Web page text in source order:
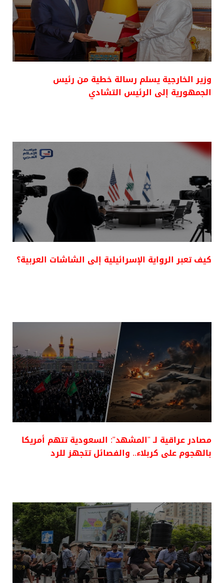
وزير الخارجية يسلم رسالة خطية من رئيس
الجمهورية إلى الرئيس التشادي
كيف تعبر الرواية الإسرائيلية إلى الشاشات العربية؟
مصادر عراقية لـ "المشهد": السعودية تتهم أمريكا
بالهجوم على كربلاء.. والفصائل تتجهز للرد